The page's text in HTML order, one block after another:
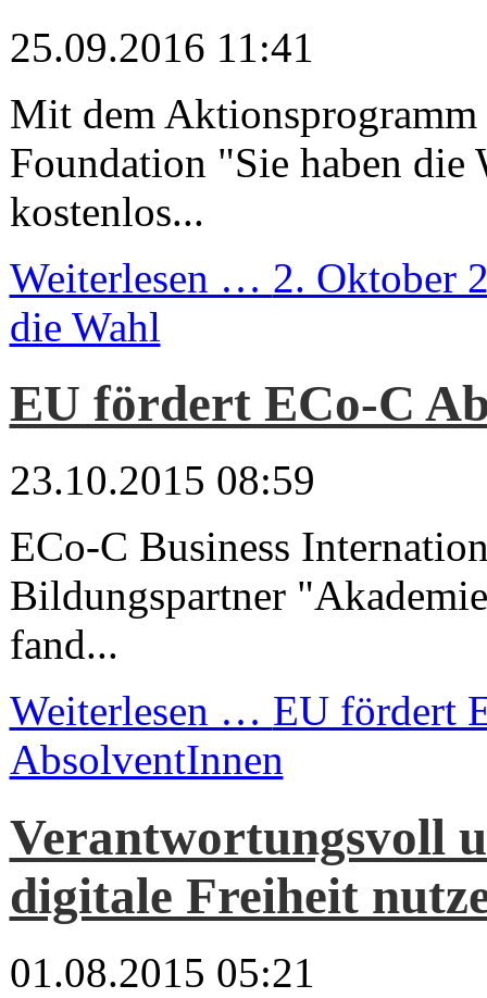
25.09.2016 11:41
Mit dem Aktionsprogramm
Foundation "Sie haben die
kostenlos...
Weiterlesen … 2. Oktober
die Wahl
EU fördert ECo-C
23.10.2015 08:59
ECo-C Business
Bildungspartner
fand...
Weiterlesen … EU fördert
AbsolventInnen
Verantwortungsvoll
digitale Freiheit
01.08.2015 05:21